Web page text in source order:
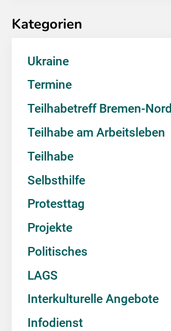
Kategorien
Ukraine
Termine
Teilhabetreff Bremen-Nord
Teilhabe am Arbeitsleben
Teilhabe
Selbsthilfe
Protesttag
Projekte
Politisches
LAGS
Interkulturelle Angebote
Infodienst